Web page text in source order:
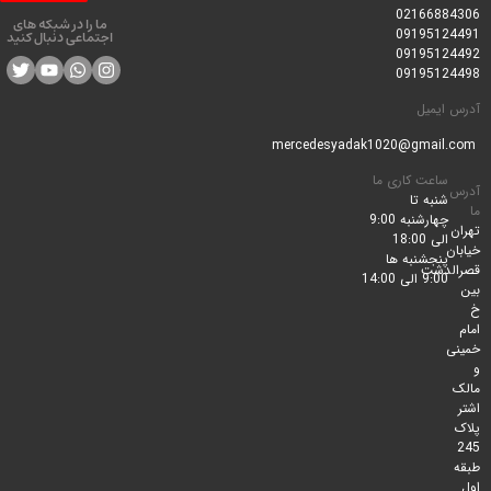
ساعت کاری ما
شنبه تا
چهارشنبه 9:00
الی 18:00
پنجشنبه ها
9:00 الی 14:00
ما را در شبکه های
اجتماعی دنبال کنید